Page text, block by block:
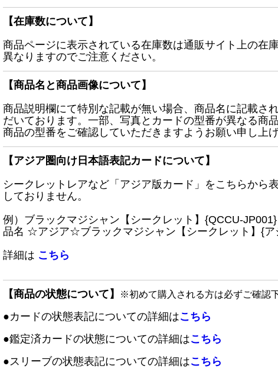
【在庫数について】
商品ページに表示されている在庫数は通販サイト上の在
異なりますのでご注意ください。
【商品名と商品画像について】
商品説明欄にて特別な記載が無い場合、商品名に記載さ
だいております。一部、写真とカードの型番が異なる商
商品の型番をご確認していただきますようお願い申し上げ
【アジア圏向け日本語表記カードについて】
シークレットレアなど「アジア版カード」をこちらから
しておりません。
例）ブラックマジシャン【シークレット】{QCCU-
品名 ☆アジア☆ブラックマジシャン【シークレット】{ア
詳細は こちら
【商品の状態について】 ※初めて購入される方は必ずご確認下
●カードの状態表記についての詳細はこちら
●鑑定済カードの状態についての詳細はこちら
●スリーブの状態表記についての詳細はこちら